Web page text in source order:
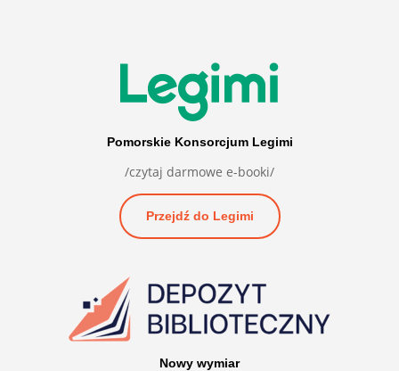
Pomorskie Konsorcjum Legimi
/czytaj darmowe e-booki/
Przejdź do Legimi
Nowy wymiar